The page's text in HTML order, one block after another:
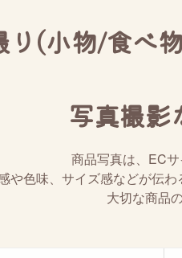
り(小物/食べ
写真撮影
商品写真は、EC
や色味、サイズ感などが伝
大切な商品